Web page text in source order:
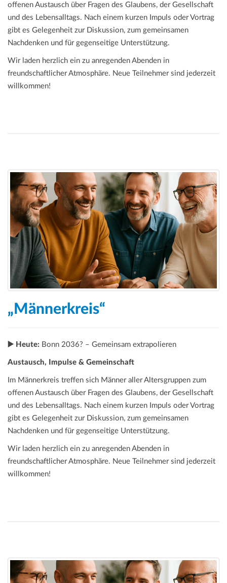
offenen Austausch über Fragen des Glaubens, der Gesellschaft
und des Lebensalltags. Nach einem kurzen Impuls oder Vortrag
gibt es Gelegenheit zur Diskussion, zum gemeinsamen
Nachdenken und für gegenseitige Unterstützung.
Wir laden herzlich ein zu anregenden Abenden in
freundschaftlicher Atmosphäre. Neue Teilnehmer sind jederzeit
willkommen!
„Männerkreis“
▶️ Heute: Bonn 2036? – Gemeinsam extrapolieren
Austausch, Impulse & Gemeinschaft
Im Männerkreis treffen sich Männer aller Altersgruppen zum
offenen Austausch über Fragen des Glaubens, der Gesellschaft
und des Lebensalltags. Nach einem kurzen Impuls oder Vortrag
gibt es Gelegenheit zur Diskussion, zum gemeinsamen
Nachdenken und für gegenseitige Unterstützung.
Wir laden herzlich ein zu anregenden Abenden in
freundschaftlicher Atmosphäre. Neue Teilnehmer sind jederzeit
willkommen!